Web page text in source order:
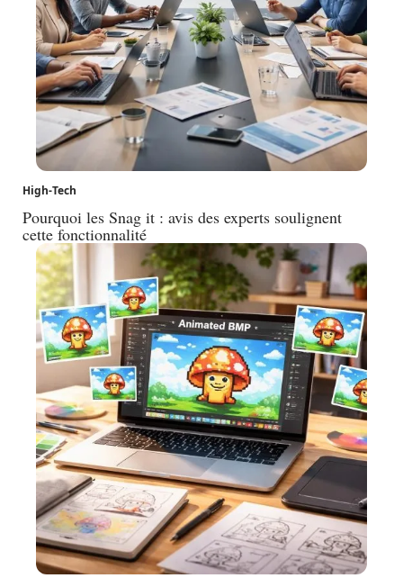
High-Tech
Pourquoi les Snag it : avis des experts soulignent
cette fonctionnalité